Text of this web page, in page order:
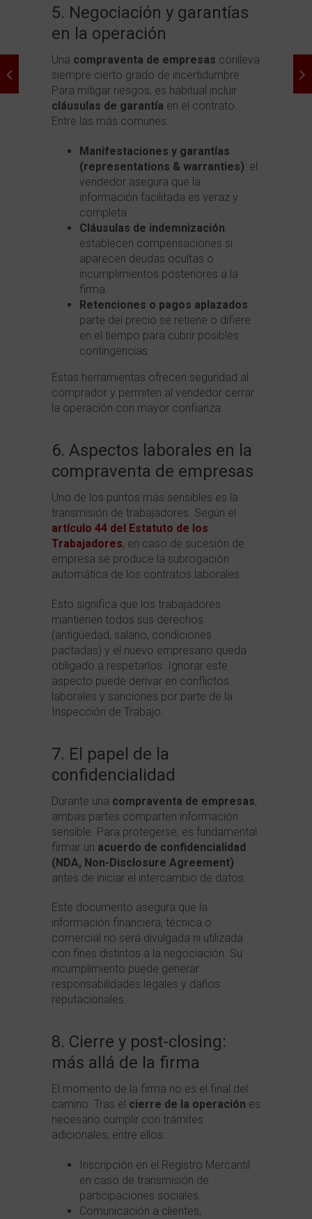
5. Negociación y garantías
en la operación
Una compraventa de empresas conlleva
siempre cierto grado de incertidumbre.
Para mitigar riesgos, es habitual incluir
cláusulas de garantía en el contrato.
Entre las más comunes:
Manifestaciones y garantías
(representations & warranties): el
vendedor asegura que la
información facilitada es veraz y
completa.
Cláusulas de indemnización:
establecen compensaciones si
aparecen deudas ocultas o
incumplimientos posteriores a la
firma.
Retenciones o pagos aplazados:
parte del precio se retiene o difiere
en el tiempo para cubrir posibles
contingencias.
Estas herramientas ofrecen seguridad al
comprador y permiten al vendedor cerrar
la operación con mayor confianza.
6. Aspectos laborales en la
compraventa de empresas
Uno de los puntos más sensibles es la
transmisión de trabajadores. Según el
artículo 44 del Estatuto de los
Trabajadores, en caso de sucesión de
empresa se produce la subrogación
automática de los contratos laborales.
Esto significa que los trabajadores
mantienen todos sus derechos
(antigüedad, salario, condiciones
pactadas) y el nuevo empresario queda
obligado a respetarlos. Ignorar este
aspecto puede derivar en conflictos
laborales y sanciones por parte de la
Inspección de Trabajo.
7. El papel de la
confidencialidad
Durante una compraventa de empresas,
ambas partes comparten información
sensible. Para protegerse, es fundamental
firmar un acuerdo de confidencialidad
(NDA, Non-Disclosure Agreement)
antes de iniciar el intercambio de datos.
Este documento asegura que la
información financiera, técnica o
comercial no será divulgada ni utilizada
con fines distintos a la negociación. Su
incumplimiento puede generar
responsabilidades legales y daños
reputacionales.
8. Cierre y post-closing:
más allá de la firma
El momento de la firma no es el final del
camino. Tras el cierre de la operación es
necesario cumplir con trámites
adicionales, entre ellos:
Inscripción en el Registro Mercantil
en caso de transmisión de
participaciones sociales.
Comunicación a clientes,